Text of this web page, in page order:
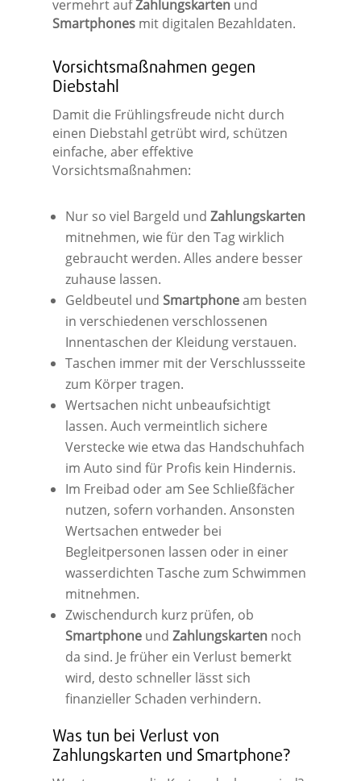
vermehrt aufZahlungskartenund
Smartphonesmit digitalen Bezahldaten.
Vorsichtsmaßnahmen gegen
Diebstahl
Damit die Frühlingsfreude nicht durch
einen Diebstahl getrübt wird, schützen
einfache, aber effektive
Vorsichtsmaßnahmen:
Nur so viel Bargeld und Zahlungskarten
mitnehmen, wie für den Tag wirklich
gebraucht werden. Alles andere besser
zuhause lassen.
Geldbeutel und Smartphoneam besten
in verschiedenen verschlossenen
Innentaschen der Kleidung verstauen.
Taschen immer mit der Verschlussseite
zum Körper tragen.
Wertsachen nicht unbeaufsichtigt
lassen. Auch vermeintlich sichere
Verstecke wie etwa das Handschuhfach
im Auto sind für Profis kein Hindernis.
Im Freibad oder am See Schließfächer
nutzen, sofern vorhanden. Ansonsten
Wertsachen entweder bei
Begleitpersonen lassen oder in einer
wasserdichten Tasche zum Schwimmen
mitnehmen.
Zwischendurch kurz prüfen, ob
Smartphoneund Zahlungskartennoch
da sind. Je früher ein Verlust bemerkt
wird, desto schneller lässt sich
finanzieller Schaden verhindern.
Was tun bei Verlust von
Zahlungskarten und Smartphone?